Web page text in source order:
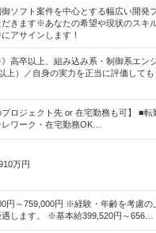
ソフト案件を中心とする幅広い開発
だきます※あなたの希望や現状のスキ
アサインします！
》高卒以上、組み込み系・制御系エン
上）／自身の実力を正当に評価しても
プロジェクト先 or 在宅勤務も可】 ■転
ワーク・在宅勤務OK…
万円
円～759,000円 ※経験・年齢を考慮の
遇します。 ※基本給399,520円～656…